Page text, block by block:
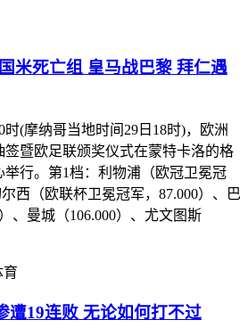
米死亡组 皇马战巴黎 拜仁遇
时(摩纳哥当地时间29日18时)，欧洲
签暨欧足联颁奖仪式在蒙特卡洛的格
举行。第1档：利物浦（欧冠卫冕冠
西（欧联杯卫冕冠军，87.000）、巴
、曼城（106.000）、尤文图斯
育
遭19连败 无论如何打不过